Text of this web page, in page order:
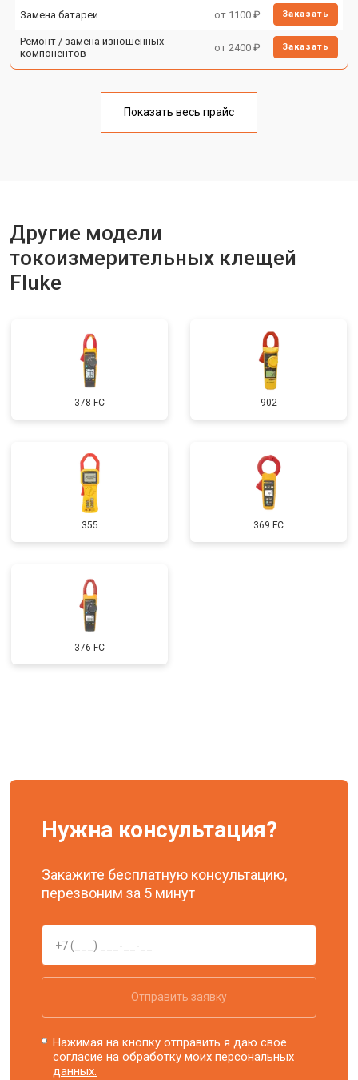
Замена батареи от 1100 ₽ Заказать
Ремонт / замена изношенных
компонентов
от 2400 ₽ Заказать
Показать весь прайс
Другие модели
токоизмерительных клещей
Fluke
378 FC 902
355 369 FC
376 FC
Нужна консультация?
Закажите бесплатную консультацию,
перезвоним за 5 минут
Отправить заявку
Нажимая на кнопку отправить я даю свое
согласие на обработку моихперсональных
данных.